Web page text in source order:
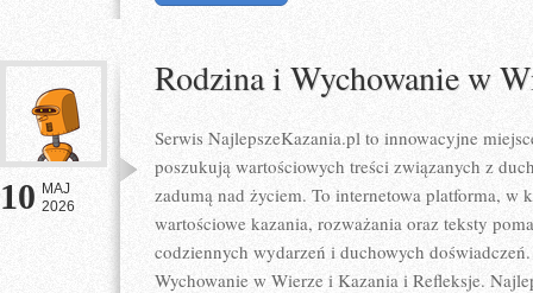
10 MAJ
2026
Rodzina i Wychowanie w
Serwis NajlepszeKazania.pl to innowacyjne
poszukują wartościowych treści związanych z
zadumą nad życiem. To internetowa platforma, w
wartościowe kazania, rozważania oraz teksty
codziennych wydarzeń i duchowych
Wychowanie w Wierze i Kazania i Refleksje.